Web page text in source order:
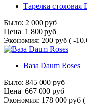
Тарелка столовая
Было: 2 000 руб
Цена: 1 800 руб
Экономия: 200 руб ( -
Ваза Daum Roses
Было: 845 000 руб
Цена: 667 000 руб
Экономия: 178 000 руб (